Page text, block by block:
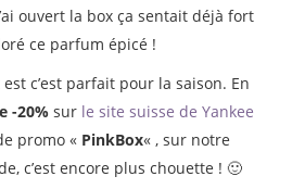
ouvert la box ça sentait déjà fort
ce parfum épicé !
c’est parfait pour la saison. En
-20% sur le site suisse de Yankee
promo « PinkBox« , sur notre
c’est encore plus chouette ! 🙂